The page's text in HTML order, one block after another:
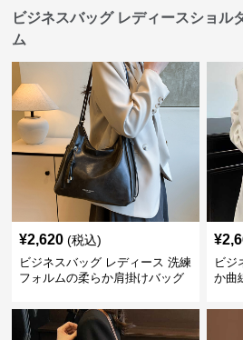
ビジネスバッグ レディースショル
ム
¥2,620 (税込)
ビジネスバッグ レディース 洗練
フォルムの柔らか肩掛けバッグ
¥
ビジ
か曲